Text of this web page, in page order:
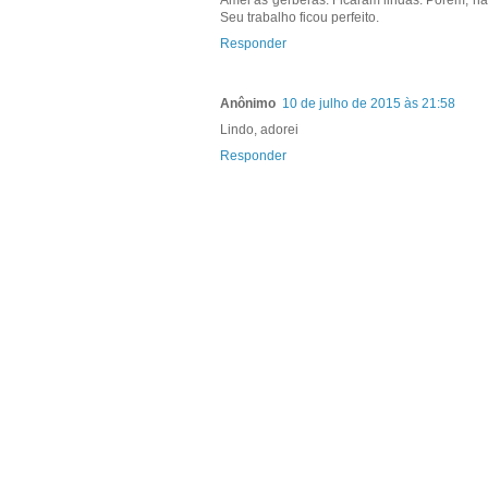
Seu trabalho ficou perfeito.
Responder
Anônimo 10 de julho de 2015 às 21:58
Lindo, adorei
Responder